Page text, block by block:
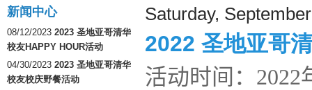
新闻中心
08/12/2023 2023 圣地亚哥清华
校友HAPPY HOUR活动
04/30/2023 2023 圣地亚哥清华
校友校庆野餐活动
Saturday,
2022 圣地亚哥
活动时间：2022